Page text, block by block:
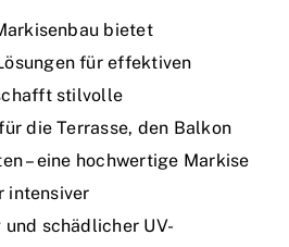
bietet
für effektiven
stilvolle
die Terrasse, den Balkon
– eine hochwertige Markise
intensiver
schädlicher UV-